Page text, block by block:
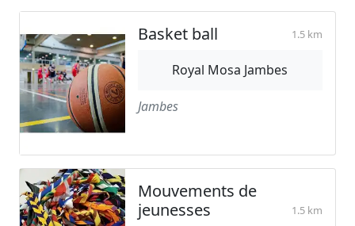
Basket ball 1.5 km
Royal Mosa Jambes
Jambes
Mouvements de
jeunesses
1.5 km